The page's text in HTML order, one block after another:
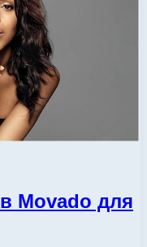
Movado для